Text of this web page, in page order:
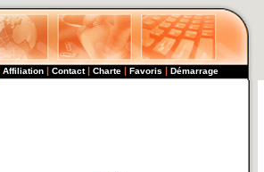
Affiliation | Contact | Charte | Favoris | Démarrage